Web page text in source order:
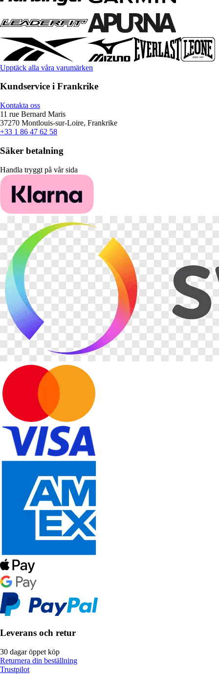
Upptäck alla våra varumärken
Kundservice i Frankrike
Kontakta oss
11 rue Bernard Maris
37270 Montlouis-sur-Loire, Frankrike
+33 1 86 47 62 58
Säker betalning
Handla tryggt på vår sida
Leverans och retur
30 dagar öppet köp
Returnera din beställning
Trustpilot